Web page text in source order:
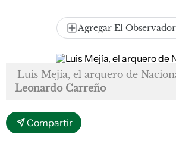
Agregar El
Luis Mejía, el arquero de
Leonardo Carreño
Compartir